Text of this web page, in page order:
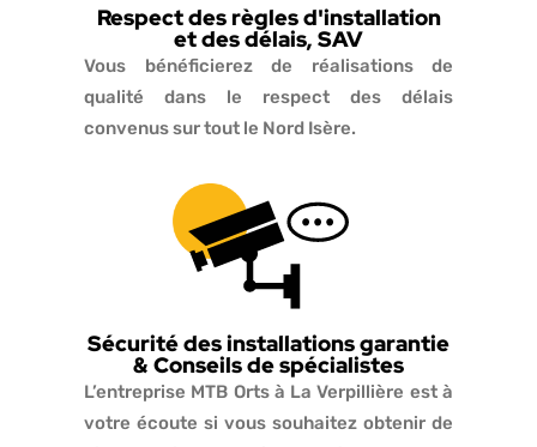
Respect des règles d'installation
et des délais, SAV
Vous bénéficierez de réalisations de
qualité dans le respect des délais
convenus sur tout le Nord Isère.
Sécurité des installations garantie
& Conseils de spécialistes
L’entreprise MTB Orts à La Verpillière est à
votre écoute si vous souhaitez obtenir de